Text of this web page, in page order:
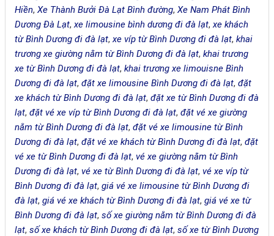
Hiền,Xe Thành Bưởi Đà Lạt Bình đường,Xe Nam Phát Bình
Dương Đà Lạt,xe limousine bình dương đi đà lạt,xe khách
từ Bình Dương đi đà lạt,xe víp từ Bình Dương đi đà lạt,khai
trương xe giường nằm từ Bình Dương đi đà lạt,khai trương
xe từ Bình Dương đi đà lạt,khai trương xe limouisne Bình
Dương đi đà lạt,đặt xe limousine Bình Dương đi đà lạt,đặt
xe khách từ Bình Dương đi đà lạt,đặt xe từ Bình Dương đi đà
lạt,đặt vé xe víp từ Bình Dương đi đà lạt,đặt vé xe giường
nằm từ Bình Dương đi đà lạt,đặt vé xe limousine từ Bình
Dương đi đà lạt,đặt vé xe khách từ Bình Dương đi đà lạt,đặt
vé xe từ Bình Dương đi đà lạt, vé xe giường nằm từ Bình
Dương đi đà lạt, vé xe từ Bình Dương đi đà lạt, vé xe víp từ
Bình Dương đi đà lạt,giá vé xe limousine từ Bình Dương đi
đà lạt,giá vé xe khách từ Bình Dương đi đà lạt,giá vé xe từ
Bình Dương đi đà lạt,số xe giường nằm từ Bình Dương đi đà
lạt,số xe khách từ Bình Dương đi đà lạt,số xe từ Bình Dương